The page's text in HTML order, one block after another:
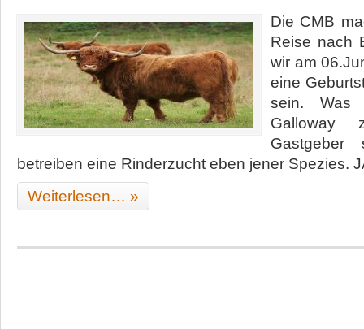
Die CMB
Reise nach
wir am
eine
sein.
Gastgeber
betreiben eine Rinderzucht eben jener Spezies.
Weiterlesen… »